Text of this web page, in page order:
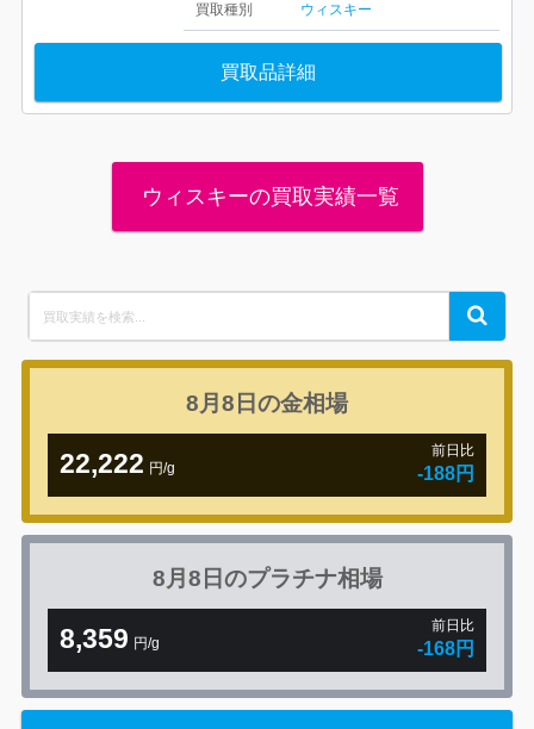
買取種別 ウィスキー
買取品詳細
ウィスキーの買取実績一覧
for:
Search
8月8日の金相場
22,222 円/g
前日比
-188円
8月8日のプラチナ相場
8,359 円/g
前日比
-168円